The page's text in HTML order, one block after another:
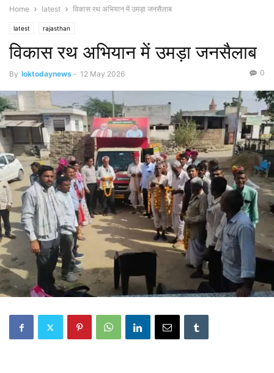
Home latest विकास रथ अभियान में उमड़ा जनसैलाब
latest rajasthan
विकास रथ अभियान में उमड़ा जनसैलाब
By loktodaynews - 12 May 2026 0